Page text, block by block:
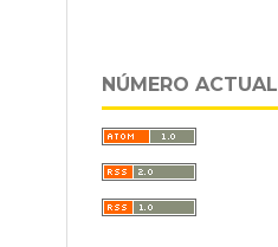
NÚMERO ACTUAL